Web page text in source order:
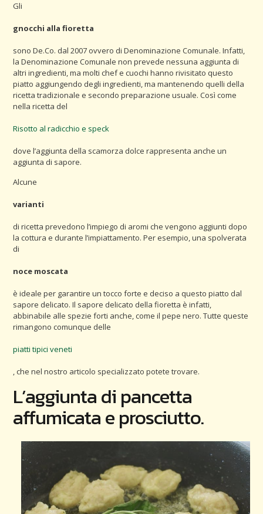
Gli
gnocchi alla fioretta
sono De.Co. dal 2007 ovvero di Denominazione Comunale. Infatti,
la Denominazione Comunale non prevede nessuna aggiunta di
altri ingredienti, ma molti chef e cuochi hanno rivisitato questo
piatto aggiungendo degli ingredienti, ma mantenendo quelli della
ricetta tradizionale e secondo preparazione usuale. Così come
nella ricetta del
Risotto al radicchio e speck
dove l’aggiunta della scamorza dolce rappresenta anche un
aggiunta di sapore.
Alcune
varianti
di ricetta prevedono l’impiego di aromi che vengono aggiunti dopo
la cottura e durante l’impiattamento. Per esempio, una spolverata
di
noce moscata
è ideale per garantire un tocco forte e deciso a questo piatto dal
sapore delicato. Il sapore delicato della fioretta è infatti,
abbinabile alle spezie forti anche, come il pepe nero. Tutte queste
rimangono comunque delle
piatti tipici veneti
, che nel nostro articolo specializzato potete trovare.
L’aggiunta di pancetta
affumicata e prosciutto.